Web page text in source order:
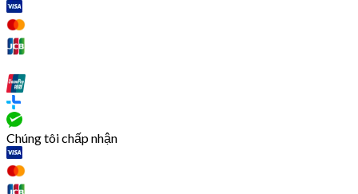
Chúng tôi chấp nhận